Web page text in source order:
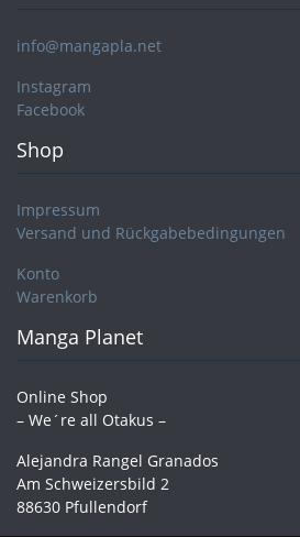
info@mangapla.net
Instagram
Facebook
Shop
Impressum
Versand und Rückgabebedingungen
Konto
Warenkorb
Manga Planet
Online Shop
– We´re all Otakus –
Alejandra Rangel Granados
Am Schweizersbild 2
88630 Pfullendorf